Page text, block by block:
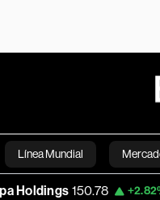
Línea Mundial
Bloomberg Green
150.78 +2.82% Banco